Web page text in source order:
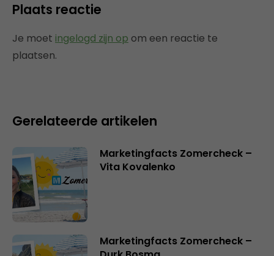
Plaats reactie
Je moet ingelogd zijn op om een reactie te
plaatsen.
Gerelateerde artikelen
Marketingfacts Zomercheck –
Vita Kovalenko
Marketingfacts Zomercheck –